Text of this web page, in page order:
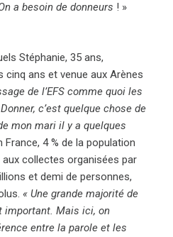
a besoin de donneurs ! »
Stéphanie, 35 ans,
cinq ans et venue aux Arènes
de l’EFS comme quoi les
c’est quelque chose de
mon mari il y a quelques
France, 4 % de la population
collectes organisées par
et demi de personnes,
« Une grande majorité de
important. Mais ici, on
entre la parole et les